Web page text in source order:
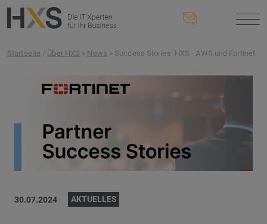
Startseite / Über HXS » News » Success Stories: HXS - AWS und Fortinet
30.07.2024 AKTUELLES